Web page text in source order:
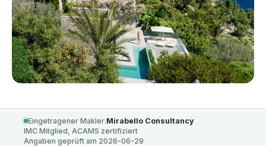
Eingetragener Makler:Mirabello Consultancy
IMC Mitglied, ACAMS zertifiziert
Angaben geprüft am 2026-06-29